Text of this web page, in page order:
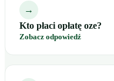
→
Kto płaci opłatę oze?
Zobacz odpowiedź